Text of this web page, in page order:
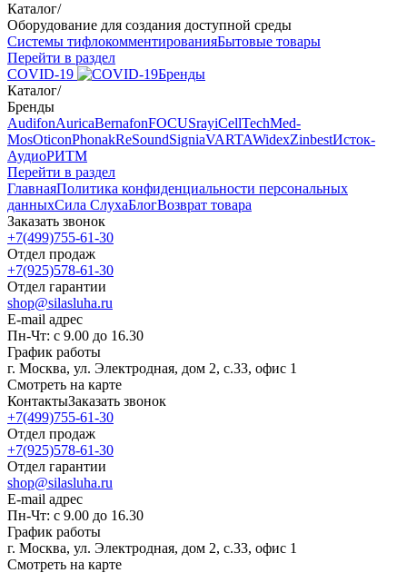
Каталог/
Оборудование для создания доступной среды
Системы тифлокомментированияБытовые товары
Перейти в раздел
COVID-19
Бренды
Каталог/
Бренды
AudifonAuricaBernafonFOCUSrayiCellTechMed-
MosOticonPhonakReSoundSigniaVARTAWidexZinbestИсток-
АудиоРИТМ
Перейти в раздел
ГлавнаяПолитика конфиденциальности персональных
данныхСила СлухаБлогВозврат товара
Заказать звонок
+7(499)755-61-30
Отдел продаж
+7(925)578-61-30
Отдел гарантии
shop@silasluha.ru
E-mail адрес
Пн-Чт: с 9.00 до 16.30
График работы
г. Москва, ул. Электродная, дом 2, с.33, офис 1
Смотреть на карте
КонтактыЗаказать звонок
+7(499)755-61-30
Отдел продаж
+7(925)578-61-30
Отдел гарантии
shop@silasluha.ru
E-mail адрес
Пн-Чт: с 9.00 до 16.30
График работы
г. Москва, ул. Электродная, дом 2, с.33, офис 1
Смотреть на карте